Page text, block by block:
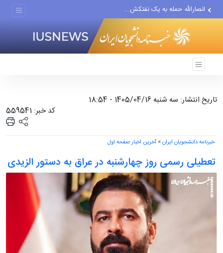
انصارالله حمله به یک نفتکش...
لفاظی جدید نتانیاهو علیه ایران
تاریخ انتشار: سه شنبه 1405/04/16 - 18:54
کد خبر: 559541
خبرنامه دانشجویان ایران> آخرین اخبار صفحه اول
تعطیلی رسمی روز چهارشنبه در عراق به دستور الزیدی